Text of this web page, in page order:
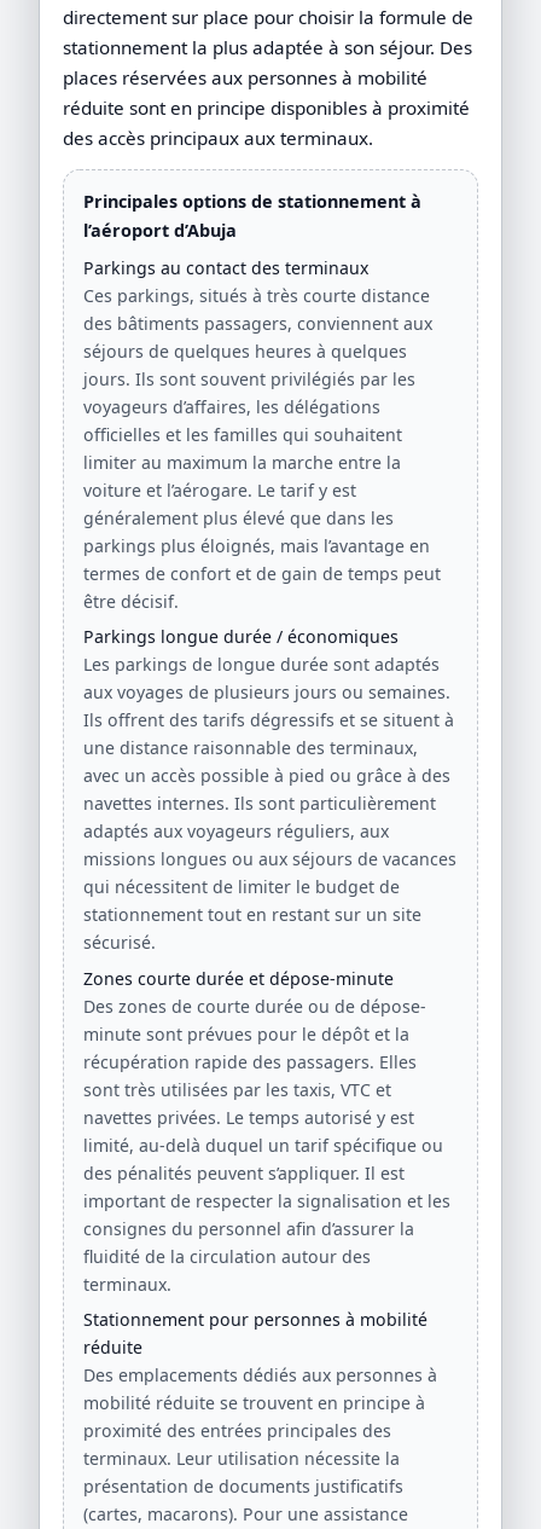
directement sur place pour choisir la formule de
stationnement la plus adaptée à son séjour. Des
places réservées aux personnes à mobilité
réduite sont en principe disponibles à proximité
des accès principaux aux terminaux.
Principales options de stationnement à
l’aéroport d’Abuja
Parkings au contact des terminaux
Ces parkings, situés à très courte distance
des bâtiments passagers, conviennent aux
séjours de quelques heures à quelques
jours. Ils sont souvent privilégiés par les
voyageurs d’affaires, les délégations
officielles et les familles qui souhaitent
limiter au maximum la marche entre la
voiture et l’aérogare. Le tarif y est
généralement plus élevé que dans les
parkings plus éloignés, mais l’avantage en
termes de confort et de gain de temps peut
être décisif.
Parkings longue durée / économiques
Les parkings de longue durée sont adaptés
aux voyages de plusieurs jours ou semaines.
Ils offrent des tarifs dégressifs et se situent à
une distance raisonnable des terminaux,
avec un accès possible à pied ou grâce à des
navettes internes. Ils sont particulièrement
adaptés aux voyageurs réguliers, aux
missions longues ou aux séjours de vacances
qui nécessitent de limiter le budget de
stationnement tout en restant sur un site
sécurisé.
Zones courte durée et dépose-minute
Des zones de courte durée ou de dépose-
minute sont prévues pour le dépôt et la
récupération rapide des passagers. Elles
sont très utilisées par les taxis, VTC et
navettes privées. Le temps autorisé y est
limité, au-delà duquel un tarif spécifique ou
des pénalités peuvent s’appliquer. Il est
important de respecter la signalisation et les
consignes du personnel afin d’assurer la
fluidité de la circulation autour des
terminaux.
Stationnement pour personnes à mobilité
réduite
Des emplacements dédiés aux personnes à
mobilité réduite se trouvent en principe à
proximité des entrées principales des
terminaux. Leur utilisation nécessite la
présentation de documents justificatifs
(cartes, macarons). Pour une assistance